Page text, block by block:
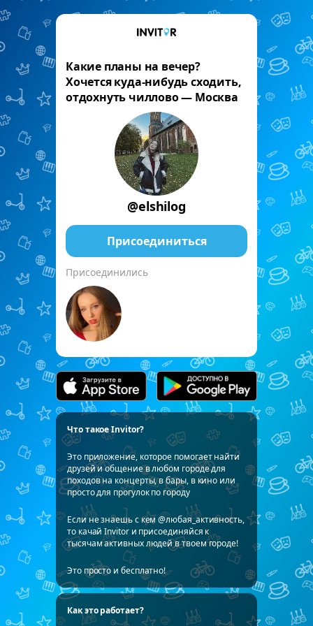
Какие планы на вечер?
Хочется куда-нибудь сходить,
отдохнуть чиллово — Москва
@elshilog
Присоединиться
Присоединились
Что такое Invitor?
Это приложение, которое помогает найти
друзей и общение в любом городе для
походов на концерты, в бары, в кино или
просто для прогулок по городу
Если не знаешь с кем @любая_активность,
то качай Invitor и присоединяйся к
тысячам активных людей в твоем городе!
Это просто и бесплатно!
Как это работает?